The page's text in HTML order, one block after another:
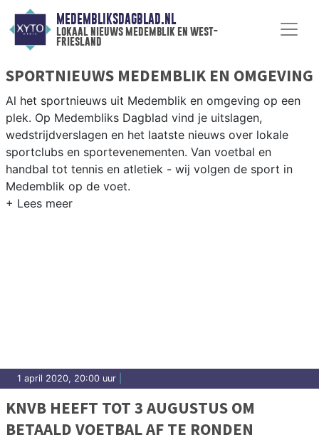
MEDEMBLIKSDAGBLAD.NL
lokaal nieuws medemblik en west-
friesland
SPORTNIEUWS MEDEMBLIK EN OMGEVING
Al het sportnieuws uit Medemblik en omgeving op een
plek. Op Medembliks Dagblad vind je uitslagen,
wedstrijdverslagen en het laatste nieuws over lokale
sportclubs en sportevenementen. Van voetbal en
handbal tot tennis en atletiek - wij volgen de sport in
Medemblik op de voet.
1 april 2020, 20:00 uur
KNVB HEEFT TOT 3 AUGUSTUS OM
BETAALD VOETBAL AF TE RONDEN